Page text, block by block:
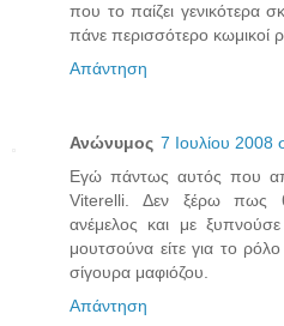
που το παίζει γενικότερα
πάνε περισσότερο κωμικοί
Απάντηση
Ανώνυμος 7 Ιουλίου 2008
Εγώ πάντως αυτός που
Viterelli. Δεν ξέρω πως
ανέμελος και με
μουτσούνα είτε για το
σίγουρα μαφιόζου.
Απάντηση